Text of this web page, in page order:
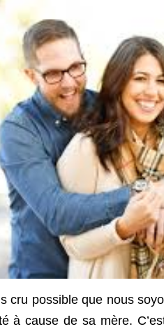
cru possible que nous
à cause de sa mère.